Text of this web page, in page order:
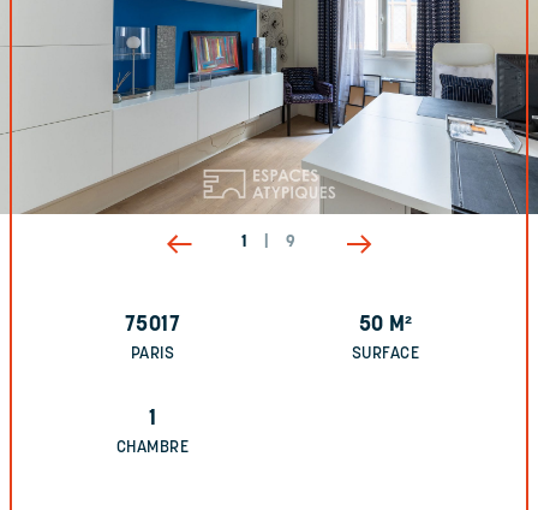
1 9
75017
PARIS
50 M²
SURFACE
1
CHAMBRE